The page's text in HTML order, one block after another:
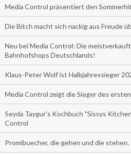
Media Control präsentiert den
Die Bitch macht sich nackig aus Freude
Neu bei Media Control: Die
Bahnhofshops Deutschlands!
Klaus-Peter Wolf ist Halbjahressieger
Media Control zeigt die Sieger des
Seyda Taygur's Kochbuch "Sissys
Control
Promibuecher, die gehen und die stehen.